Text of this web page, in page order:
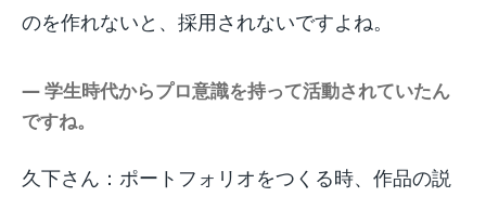
のを作れないと、採用されないですよね。
― 学生時代からプロ意識を持って活動されていたん
ですね。
久下さん：ポートフォリオをつくる時、作品の説